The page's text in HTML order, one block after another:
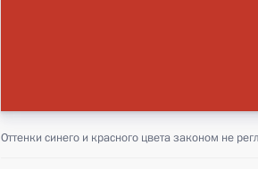
Оттенки синего и красного цвета законом не